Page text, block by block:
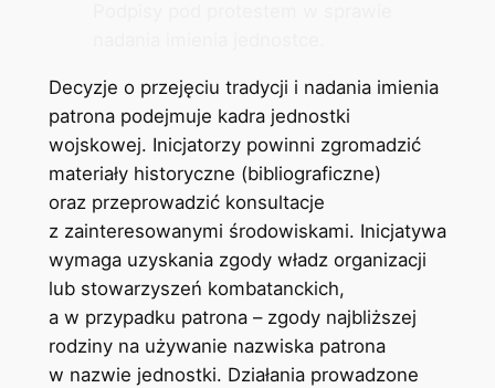
Decyzje o przejęciu tradycji i nadania imienia
patrona podejmuje kadra jednostki
wojskowej. Inicjatorzy powinni zgromadzić
materiały historyczne (bibliograficzne)
oraz przeprowadzić konsultacje
z zainteresowanymi środowiskami. Inicjatywa
wymaga uzyskania zgody władz organizacji
lub stowarzyszeń kombatanckich,
a w przypadku patrona – zgody najbliższej
rodziny na używanie nazwiska patrona
w nazwie jednostki. Działania prowadzone